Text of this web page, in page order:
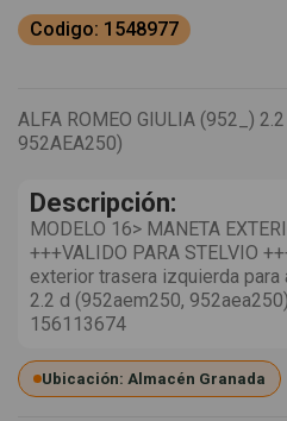
Codigo: 1548977
ALFA ROMEO GIULIA (952_)
952AEA250)
Descripción:
MODELO 16> MANETA
+++VALIDO PARA STELVIO
exterior trasera izquierda
2.2 d (952aem250,
156113674
Ubicación: Almacén Granada